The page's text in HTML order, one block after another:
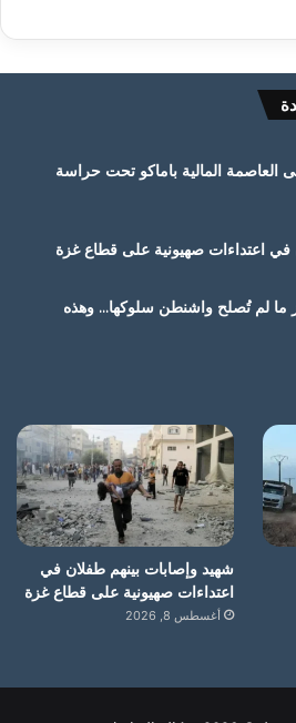
إلى العاصمة المالية باماكو تحت حراسة
في اعتداءات صهيونية على قطاع غزة
ما لم تُصلح واشنطن سلوكها… وهذه
شهيد وإصابات بينهم طفلان في
اعتداءات صهيونية على قطاع غزة
أغسطس 8, 2026